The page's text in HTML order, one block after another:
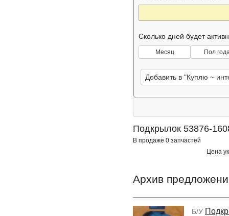
Сколько дней будет
Месяц Пол
Добавить в "Куплю ~
Подкрылок 53876-
В продаже 0 запчастей
Цена
Архив
Б/У